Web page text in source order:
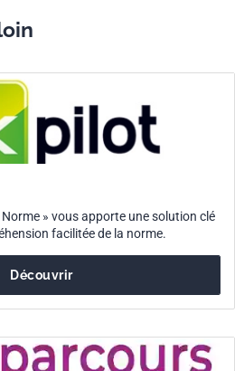
Norme » vous apporte une solution clé
facilitée de la norme.
Découvrir